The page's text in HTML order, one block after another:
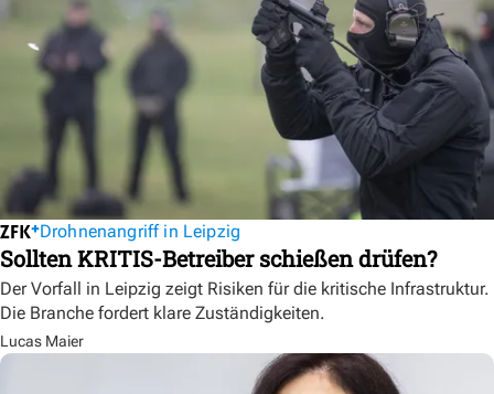
Drohnenangriff in Leipzig
Sollten KRITIS-Betreiber schießen drüfen?
Der Vorfall in Leipzig zeigt Risiken für die kritische Infrastruktur.
Die Branche fordert klare Zuständigkeiten.
Lucas Maier